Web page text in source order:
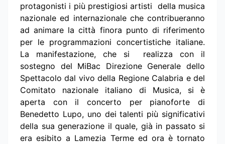
protagonisti i più prestigiosi artisti della musica
nazionale ed internazionale che contribueranno
ad animare la città finora punto di riferimento
per le programmazioni concertistiche italiane.
La manifestazione, che si realizza con il
sostegno del MiBac Direzione Generale dello
Spettacolo dal vivo della Regione Calabria e del
Comitato nazionale italiano di Musica, si è
aperta con il concerto per pianoforte di
Benedetto Lupo, uno dei talenti più significativi
della sua generazione il quale, già in passato si
era esibito a Lamezia Terme ed ora è tornato